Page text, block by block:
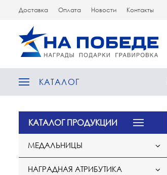
Доставка Оплата Новости Контакты
КАТАЛОГ
КАТАЛОГ ПРОДУКЦИИ
МЕДАЛЬНИЦЫ
НАГРАДНАЯ АТРИБУТИКА